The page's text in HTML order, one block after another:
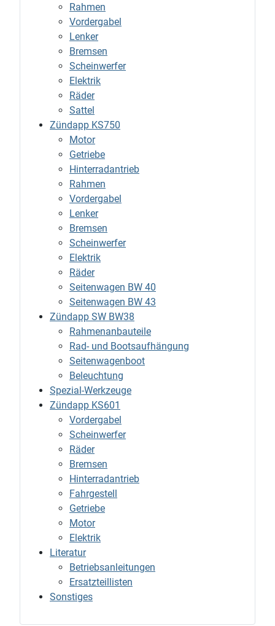
Rahmen
Vordergabel
Lenker
Bremsen
Scheinwerfer
Elektrik
Räder
Sattel
Zündapp KS750
Motor
Getriebe
Hinterradantrieb
Rahmen
Vordergabel
Lenker
Bremsen
Scheinwerfer
Elektrik
Räder
Seitenwagen BW 40
Seitenwagen BW 43
Zündapp SW BW38
Rahmenanbauteile
Rad- und Bootsaufhängung
Seitenwagenboot
Beleuchtung
Spezial-Werkzeuge
Zündapp KS601
Vordergabel
Scheinwerfer
Räder
Bremsen
Hinterradantrieb
Fahrgestell
Getriebe
Motor
Elektrik
Literatur
Betriebsanleitungen
Ersatzteillisten
Sonstiges